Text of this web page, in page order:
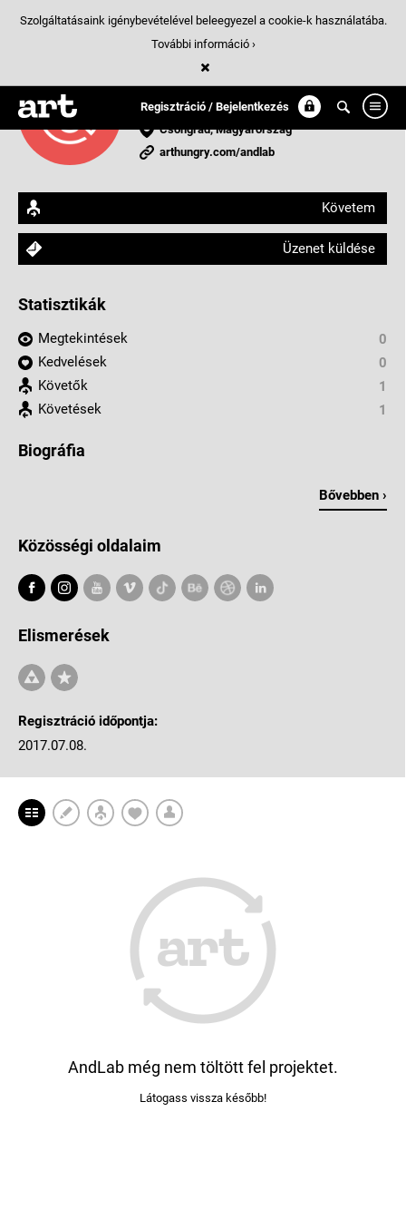
Regisztráció / Bejelentkezés
AndLab
Grafikus
Csongrád, Magyarország
arthungry.com/andlab
Követem
Üzenet küldése
Statisztikák
Megtekintések
0
Kedvelések
0
Követők
1
Követések
1
Biográfia
Bővebben ›
Közösségi oldalaim
Elismerések
Regisztráció időpontja:
2017.07.08.
AndLab még nem töltött fel projektet.
Látogass vissza később!
Szolgáltatásaink igénybevételével beleegyezel a cookie-k használatába.
További információ ›